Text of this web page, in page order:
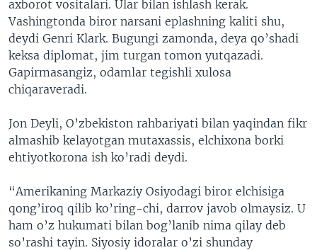
axborot vositalari. Ular bilan ishlash kerak.
Vashingtonda biror narsani eplashning kaliti shu,
deydi Genri Klark. Bugungi zamonda, deya qo’shadi
keksa diplomat, jim turgan tomon yutqazadi.
Gapirmasangiz, odamlar tegishli xulosa
chiqaraveradi.
Jon Deyli, O’zbekiston rahbariyati bilan yaqindan fikr
almashib kelayotgan mutaxassis, elchixona borki
ehtiyotkorona ish ko’radi deydi.
“Amerikaning Markaziy Osiyodagi biror elchisiga
qong’iroq qilib ko’ring-chi, darrov javob olmaysiz. U
ham o’z hukumati bilan bog’lanib nima qilay deb
so’rashi tayin. Siyosiy idoralar o’zi shunday